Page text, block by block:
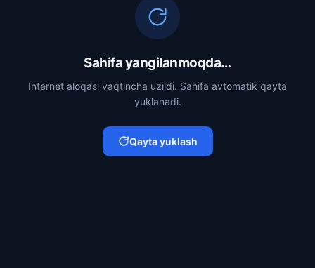
Sahifa yangilanmoqda…
Internet aloqasi vaqtincha uzildi. Sahifa avtomatik qayta
yuklanadi.
Qayta yuklash